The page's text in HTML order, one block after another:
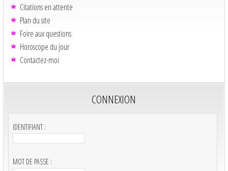
Citations en attente
Plan du site
Foire aux questions
Horoscope du jour
Contactez-moi
CONNEXION
IDENTIFIANT :
MOT DE PASSE :